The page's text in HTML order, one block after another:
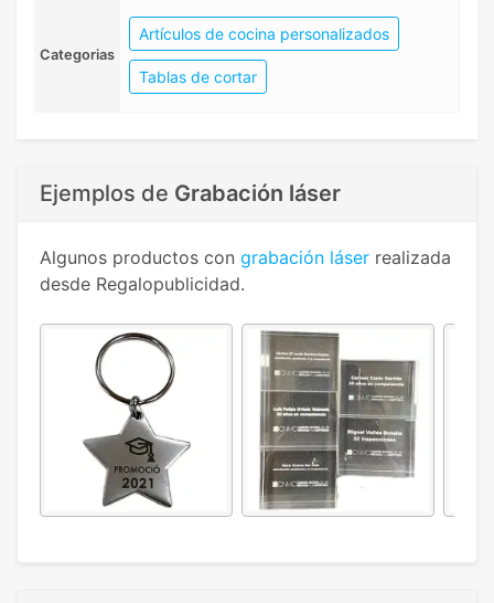
Categorias
Artículos de cocina personalizados
Tablas de cortar
Ejemplos de Grabación láser
Algunos productos con grabación láser realizada
desde Regalopublicidad.